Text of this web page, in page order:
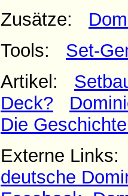
Zusätze:
Tools: Set-
Artikel:
Deck?
Die
Externe
deutsche